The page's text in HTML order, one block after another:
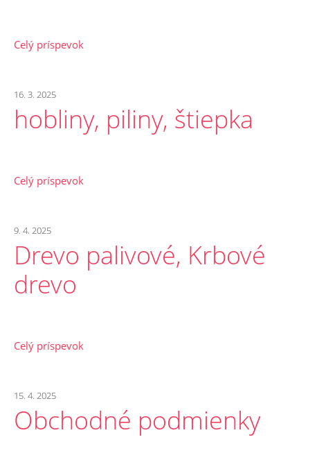
Celý príspevok
16. 3. 2025
hobliny, piliny, štiepka
Celý príspevok
9. 4. 2025
Drevo palivové, Krbové
drevo
Celý príspevok
15. 4. 2025
Obchodné podmienky